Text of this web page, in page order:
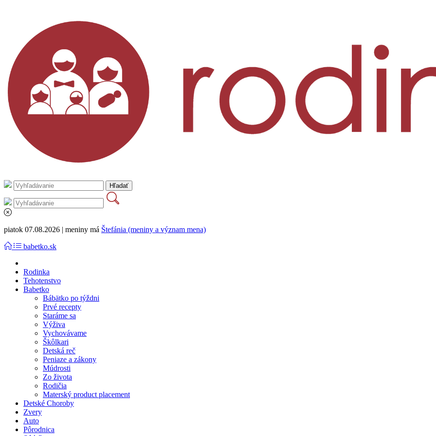
piatok 07.08.2026 | meniny má Štefánia (meniny a význam mena)
babetko.sk
Rodinka
Tehotenstvo
Babetko
Bábätko po týždni
Prvé recepty
Staráme sa
Výživa
Vychovávame
Škôlkari
Detská reč
Peniaze a zákony
Múdrosti
Zo života
Rodičia
Materský product placement
Detské Choroby
Zvery
Auto
Pôrodnica